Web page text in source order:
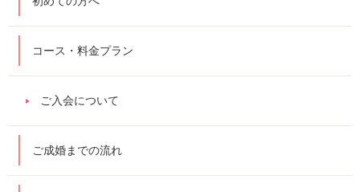
コース・料金プラン
ご入会について
ご成婚までの流れ